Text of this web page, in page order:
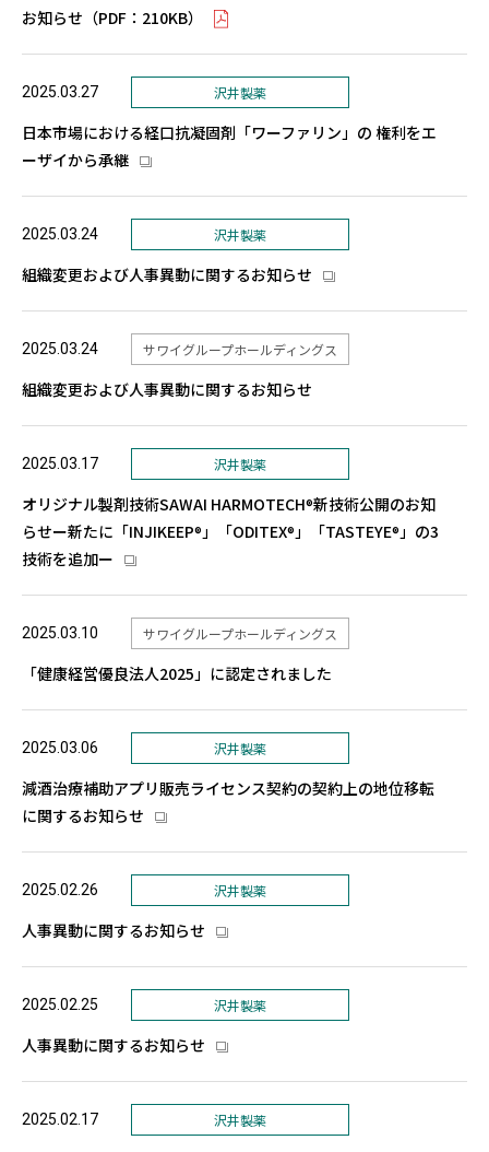
お知らせ（PDF：210KB）
2025.03.27 沢井製薬
日本市場における経口抗凝固剤「ワーファリン」の 権利をエ
ーザイから承継
2025.03.24 沢井製薬
組織変更および人事異動に関するお知らせ
2025.03.24 サワイグループホールディングス
組織変更および人事異動に関するお知らせ
2025.03.17 沢井製薬
オリジナル製剤技術SAWAI HARMOTECH®新技術公開のお知
らせー新たに「INJIKEEP® 」「ODITEX® 」「TASTEYE® 」の3
技術を追加ー
2025.03.10 サワイグループホールディングス
「健康経営優良法人2025」に認定されました
2025.03.06 沢井製薬
減酒治療補助アプリ販売ライセンス契約の契約上の地位移転
に関するお知らせ
2025.02.26 沢井製薬
人事異動に関するお知らせ
2025.02.25 沢井製薬
人事異動に関するお知らせ
2025.02.17 沢井製薬